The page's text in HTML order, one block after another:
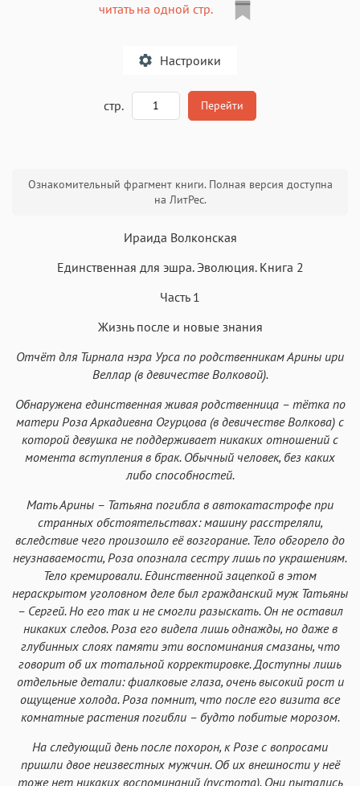
читать на одной стр.
Настроики
Iowan
Аа
San Francisco Аа
SF Serif New York
Helvetica Neue
Аа
Arial Аа
Georgia Times New Roman
Аа
Courier
Аа
Courier New
Аа
Menlo
Аа
SF Mono
стр. Перейти
Ознакомительный фрагмент книги. Полная версия доступна
на ЛитРес.
Ираида Волконская
Единственная для эшра. Эволюция. Книга 2
Часть 1
Жизнь после и новые знания
Отчёт для Тирнала нэра Урса по родственникам Арины ири
Веллар (в девичестве Волковой).
Обнаружена единственная живая родственница – тётка по
матери Роза Аркадиевна Огурцова (в девичестве Волкова) с
которой девушка не поддерживает никаких отношений с
момента вступления в брак. Обычный человек, без каких
либо способностей.
Мать Арины – Татьяна погибла в автокатастрофе при
странных обстоятельствах: машину расстреляли,
вследствие чего произошло её возгорание. Тело обгорело до
неузнаваемости, Роза опознала сестру лишь по украшениям.
Тело кремировали. Единственной зацепкой в этом
нераскрытом уголовном деле был гражданский муж Татьяны
– Сергей. Но его так и не смогли разыскать. Он не оставил
никаких следов. Роза его видела лишь однажды, но даже в
глубинных слоях памяти эти воспоминания смазаны, что
говорит об их тотальной корректировке. Доступны лишь
отдельные детали: фиалковые глаза, очень высокий рост и
ощущение холода. Роза помнит, что после его визита все
комнатные растения погибли – будто побитые морозом.
На следующий день после похорон, к Розе с вопросами
пришли двое неизвестных мужчин. Об их внешности у неё
тоже нет никаких воспоминаний (пустота). Они пытались